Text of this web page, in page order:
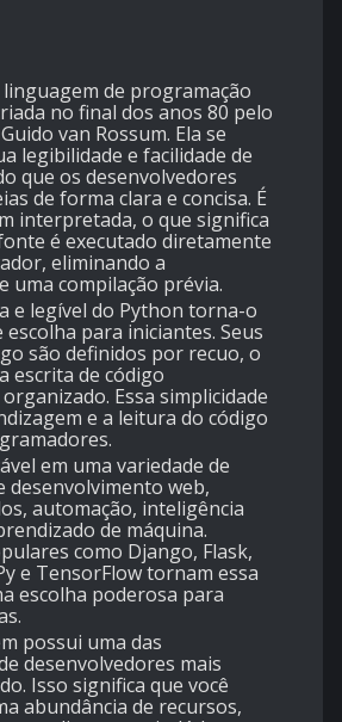
de programação
no final dos anos 80 pelo
van Rossum. Ela se
legibilidade e facilidade de
que os desenvolvedores
de forma clara e concisa. É
interpretada, o que significa
é executado diretamente
eliminando a
uma compilação prévia.
e legível do Python torna-o
escolha para iniciantes. Seus
são definidos por recuo, o
escrita de código
Essa simplicidade
e a leitura do código
em uma variedade de
desenvolvimento web,
automação, inteligência
de máquina.
como Django, Flask,
e TensorFlow tornam essa
escolha poderosa para
possui uma das
desenvolvedores mais
Isso significa que você
abundância de recursos,